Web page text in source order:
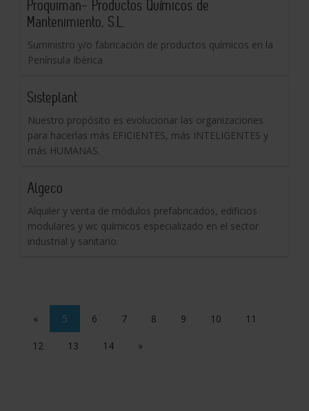
Proquiman- Productos Químicos de
Mantenimiento, S.L.
Suministro y/o fabricación de productos químicos en la
Península Ibérica
Sisteplant
Nuestro propósito es evolucionar las organizaciones
para hacerlas más EFICIENTES, más INTELIGENTES y
más HUMANAS.
Algeco
Alquiler y venta de módulos prefabricados, edificios
modulares y wc químicos especializado en el sector
industrial y sanitario.
« 5 6 7 8 9 10 11
12 13 14 »